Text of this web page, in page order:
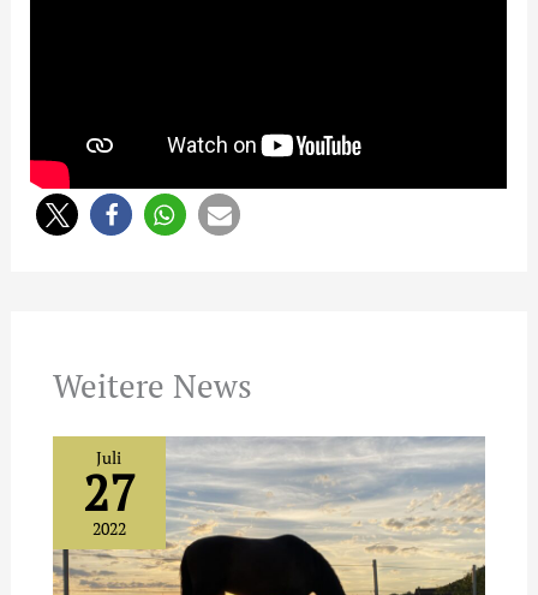
Weitere News
Juli
27
2022